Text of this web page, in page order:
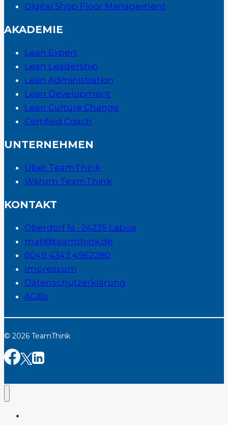
Digital Shop Floor Management
AKADEMIE
Lean Expert
Lean Leadership
Lean Administration
Lean Development
Lean Culture Change
Certified Coach
UNTERNEHMEN
Über TeamThink
Warum TeamThink
KONTAKT
Oberdorf 1a · 24235 Laboe
mail@teamthink.de
0049 4343 4962280
Impressum
Datenschutzerklärung
AGBs
© 2026 TeamThink